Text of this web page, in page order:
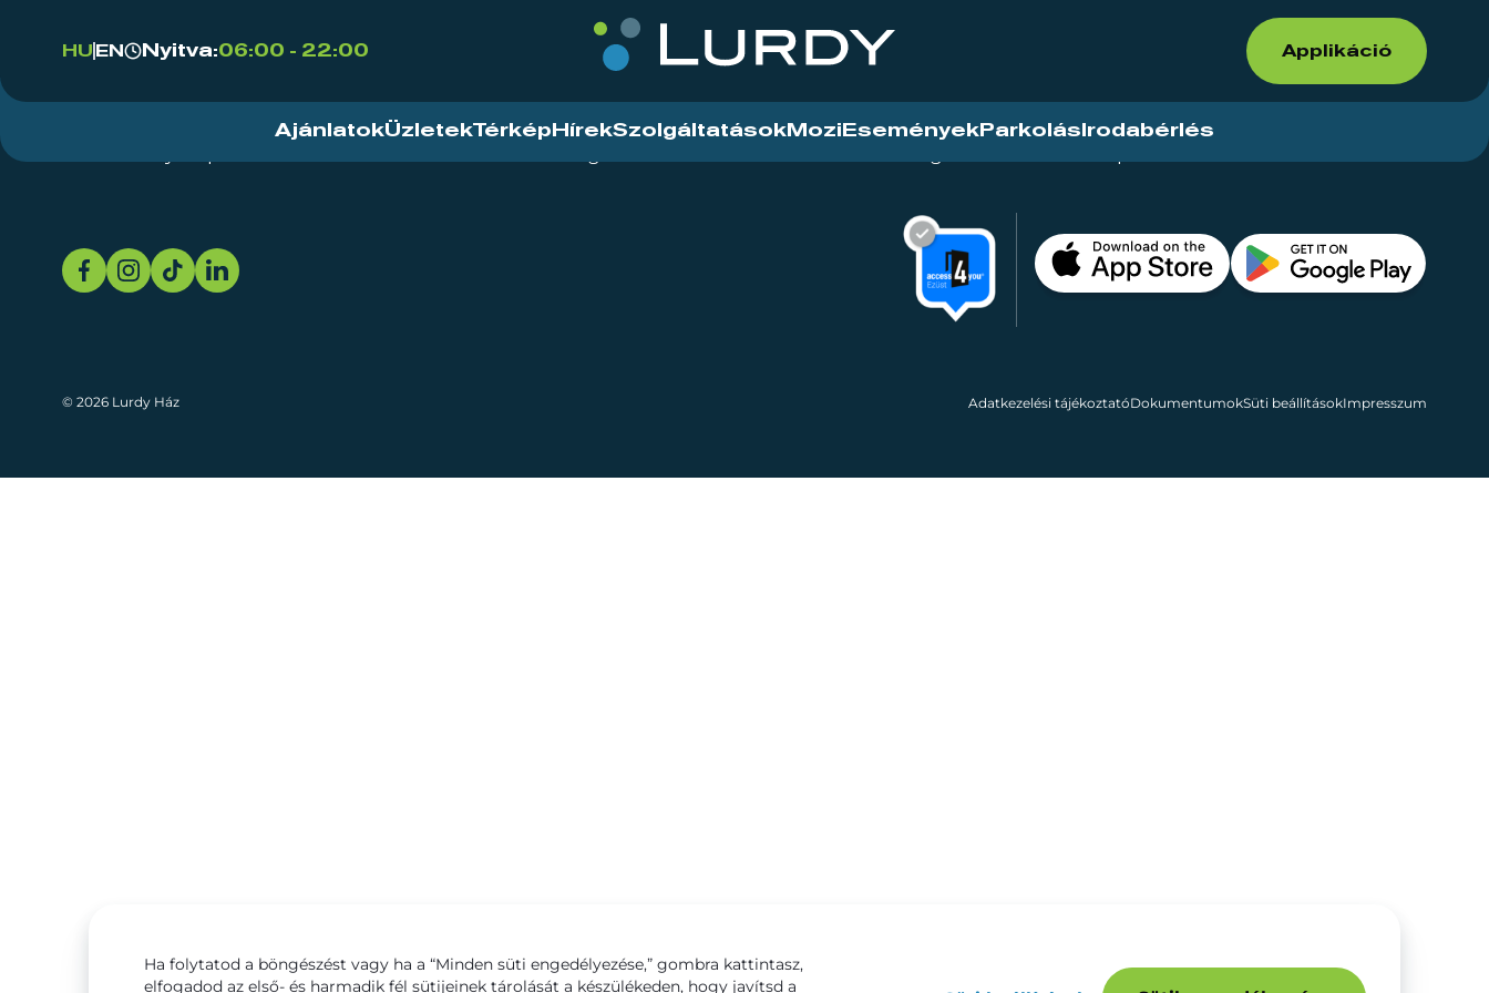
HU EN Nyitva:06:00 - 22:00 Applikáció
AjánlatokÜzletekTérkép HírekSzolgáltatások Mozi Események Parkolás Irodabérlés
© 2026 Lurdy Ház Adatkezelési tájékoztatóDokumentumokSüti beállításokImpresszum
Ha folytatod a böngészést vagy ha a “Minden süti engedélyezése,” gombra kattintasz,
elfogadod az első- és harmadik fél sütijeinek tárolását a készülékeden, hogy javítsd a